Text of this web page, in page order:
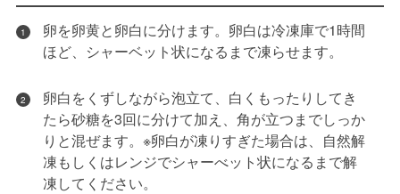
1
卵を卵黄と卵白に分けます。卵白は冷凍庫で1時間
ほど、シャーベット状になるまで凍らせます。
2
卵白をくずしながら泡立て、白くもったりしてき
たら砂糖を3回に分けて加え、角が立つまでしっか
りと混ぜます。※卵白が凍りすぎた場合は、自然解
凍もしくはレンジでシャーべット状になるまで解
凍してください。